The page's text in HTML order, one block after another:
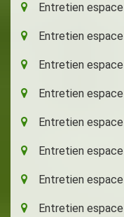
Entretien
Entretien
Entretien
Entretien
Entretien
Entretien
Entretien
Entretien